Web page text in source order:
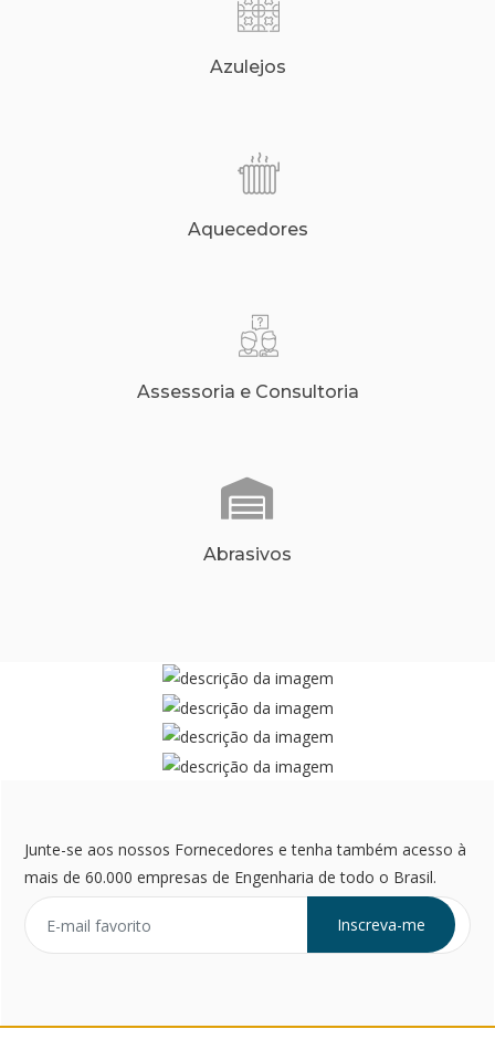
Azulejos
Aquecedores
Assessoria e Consultoria
Abrasivos
Junte-se aos nossos Fornecedores e tenha também acesso à
mais de 60.000 empresas de Engenharia de todo o Brasil.
Inscreva-me